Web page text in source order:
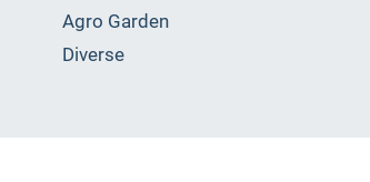
Agro Garden
Diverse